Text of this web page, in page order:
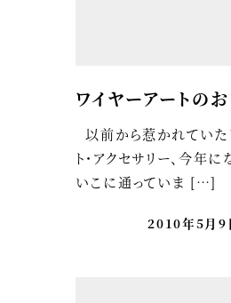
ワイヤーアートの
以前から惹かれていた
ト・アクセサリー、今年
いこに通っていま […]
2010年5月9